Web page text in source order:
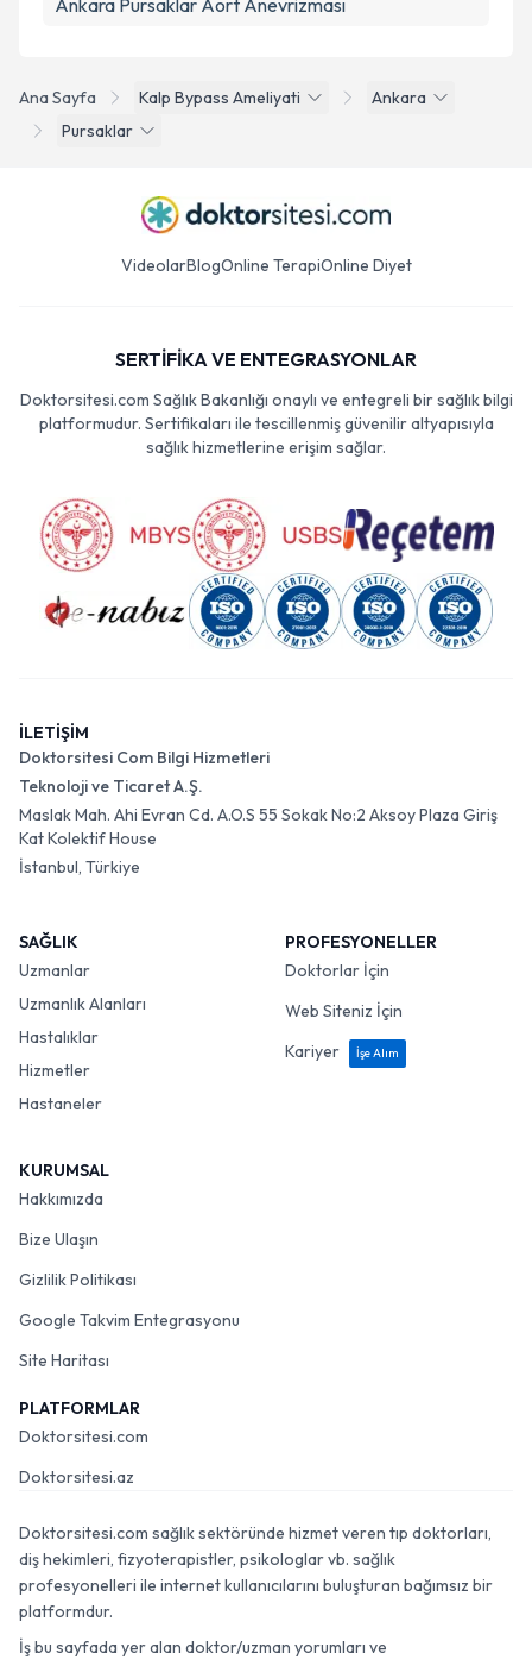
Ana Sayfa Kalp Bypass Ameliyati
Ankara
Pursaklar
Ankara Pursaklar Aort Anevrizması
VideolarBlogOnline TerapiOnline Diyet
SERTİFİKA VE ENTEGRASYONLAR
Doktorsitesi.com Sağlık Bakanlığı onaylı ve entegreli bir sağlık bilgi
platformudur. Sertifikaları ile tescillenmiş güvenilir altyapısıyla
sağlık hizmetlerine erişim sağlar.
İLETİŞİM
Doktorsitesi Com Bilgi Hizmetleri
Teknoloji ve Ticaret A.Ş.
Maslak Mah. Ahi Evran Cd. A.O.S 55 Sokak No:2 Aksoy Plaza Giriş
Kat Kolektif House
İstanbul, Türkiye
SAĞLIK
Uzmanlar
Uzmanlık Alanları
Hastalıklar
Hizmetler
Hastaneler
PROFESYONELLER
Doktorlar İçin
Web Siteniz İçin
Kariyer
İşe Alım
KURUMSAL
Hakkımızda
Bize Ulaşın
Gizlilik Politikası
Google Takvim Entegrasyonu
Site Haritası
PLATFORMLAR
Doktorsitesi.com
Doktorsitesi.az
Doktorsitesi.com sağlık sektöründe hizmet veren tıp doktorları,
diş hekimleri, fizyoterapistler, psikologlar vb. sağlık
profesyonelleri ile internet kullanıcılarını buluşturan bağımsız bir
platformdur.
İş bu sayfada yer alan doktor/uzman yorumları ve